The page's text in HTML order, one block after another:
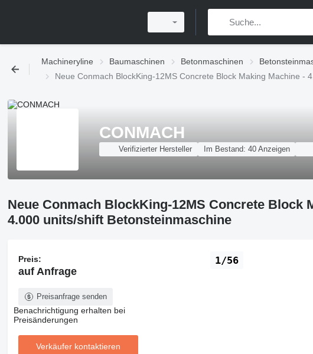
Machineryline Baumaschinen Betonmaschinen
Neue Conmach BlockKing-12MS Concrete Block Making Machine -
CONMACH
Verifizierter Hersteller Im Bestand: 40 Anzeigen
Neue Conmach BlockKing-12MS Concrete Block
4.000 units/shift Betonsteinmaschine
1/56
Preis:
auf Anfrage
Preisanfrage senden
Benachrichtigung erhalten bei
Preisänderungen
Verkäufer kontaktieren